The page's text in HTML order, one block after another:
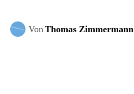
VonThomas Zimmermann